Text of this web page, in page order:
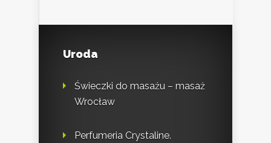
Uroda
Świeczki do masażu – masaż
Wrocław
Perfumeria Crystaline.